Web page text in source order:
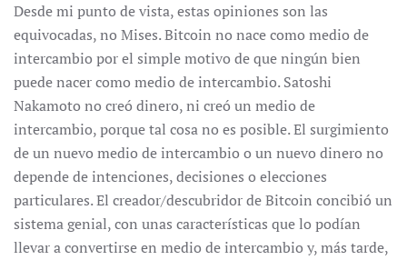
Desde mi punto de vista, estas opiniones son las
equivocadas, no Mises. Bitcoin no nace como medio de
intercambio por el simple motivo de que ningún bien
puede nacer como medio de intercambio. Satoshi
Nakamoto no creó dinero, ni creó un medio de
intercambio, porque tal cosa no es posible. El surgimiento
de un nuevo medio de intercambio o un nuevo dinero no
depende de intenciones, decisiones o elecciones
particulares. El creador/descubridor de Bitcoin concibió un
sistema genial, con unas características que lo podían
llevar a convertirse en medio de intercambio y, más tarde,